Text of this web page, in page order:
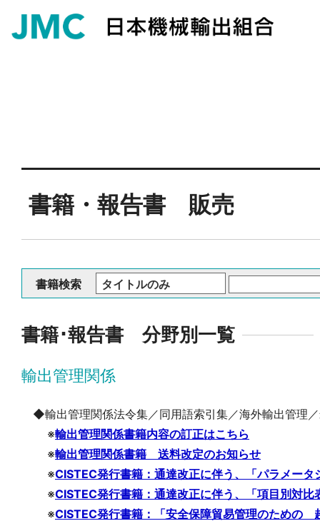
書籍・報告書 販売
書籍検索
書籍･報告書 分野別一覧
輸出管理関係
◆輸出管理関係法令集／同用語索引集／海外輸出管理
※輸出管理関係書籍内容の訂正はこちら
※輸出管理関係書籍 送料改定のお知らせ
※CISTEC発行書籍：通達改正に伴う、「パラメー
※CISTEC発行書籍：通達改正に伴う、「項目別対
※CISTEC発行書籍：「安全保障貿易管理のため